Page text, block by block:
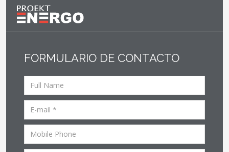
FORMULARIO DE CONTACTO